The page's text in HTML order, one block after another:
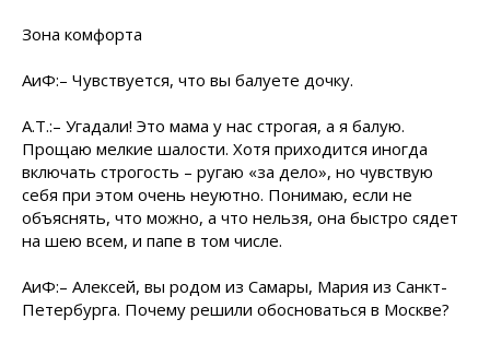
Зона комфорта
АиФ:– Чувствуется, что вы балуете дочку.
А.Т.:– Угадали! Это мама у нас строгая, а я балую.
Прощаю мелкие шалости. Хотя приходится иногда
включать строгость – ругаю «за дело», но чувствую
себя при этом очень неуютно. Понимаю, если не
объяснять, что можно, а что нельзя, она быстро сядет
на шею всем, и папе в том числе.
АиФ:– Алексей, вы родом из Самары, Мария из Санкт-
Петербурга. Почему решили обосноваться в Москве?